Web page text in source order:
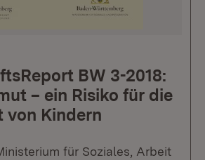
BW 3-2018:
– ein Risiko für die
von Kindern
für Soziales, Arbeit